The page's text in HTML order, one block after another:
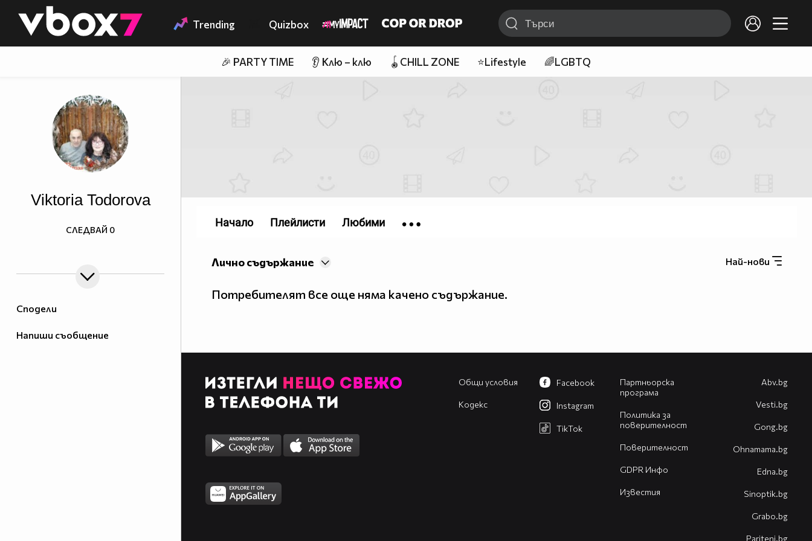
👾 Trending Quizbox
🎉 PARTY TIME 👂 Клю – клю 🪀CHILL ZONE ⭐Lifestyle 🌈LGBTQ
Сподели
Напиши съобщение
Viktoria Todorova
СЛЕДВАЙ 0
Най-нови
Лично съдържание
Потребителят все още няма качено съдържание.
Начало Плейлисти Любими
Общи условия
Кодекс
Партньорска
програма
Политика за
поверителност
Поверителност
GDPR Инфо
Известия
Facebook
Instagram
TikTok
Abv.bg
Vesti.bg
Gong.bg
Оhnamama.bg
Edna.bg
Sinoptik.bg
Grabo.bg
Pariteni.bg